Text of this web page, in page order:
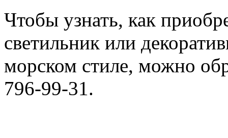
Чтобы узнать, как
светильник или
морском стиле, можно
796-99-31.